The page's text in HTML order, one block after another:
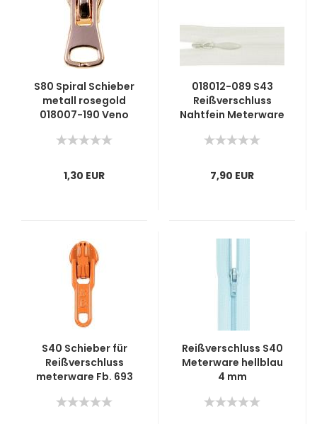
S80 Spiral Schieber
metall rosegold
018007-190 Veno
1,30 EUR
018012-089 S43
Reißverschluss
Nahtfein Meterware
7,90 EUR
S40 Schieber für
Reißverschluss
meterware Fb. 693
Reißverschluss S40
Meterware hellblau
4 mm